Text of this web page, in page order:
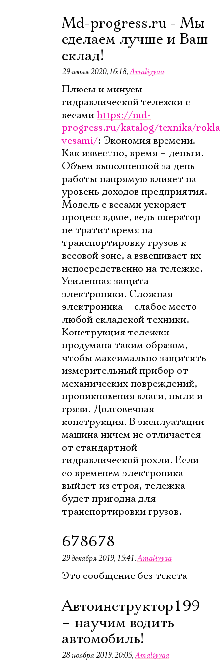
Md-progress.ru - Мы
сделаем лучше и Ваш
склад!
29 июля 2020, 16:18,Amaliyyaa
Плюсы и минусы
гидравлической тележки с
весамиhttps://md-
progress.ru/katalog/texnika/
vesami/: Экономия времени.
Как известно, время – деньги.
Объем выполненной за день
работы напрямую влияет на
уровень доходов предприятия.
Модель с весами ускоряет
процесс вдвое, ведь оператор
не тратит время на
транспортировку грузов к
весовой зоне, а взвешивает их
непосредственно на тележке.
Усиленная защита
электроники. Сложная
электроника – слабое место
любой складской техники.
Конструкция тележки
продумана таким образом,
чтобы максимально защитить
измерительный прибор от
механических повреждений,
проникновения влаги, пыли и
грязи. Долговечная
конструкция. В эксплуатации
машина ничем не отличается
от стандартной
гидравлической рохли. Если
со временем электроника
выйдет из строя, тележка
будет пригодна для
транспортировки грузов.
678678
29 декабря 2019, 15:41,Amaliyyaa
Это сообщение без текста
Автоинструктор199
– научим водить
автомобиль!
28 ноября 2019, 20:05,Amaliyyaa
Электропочта
Ознакомиться